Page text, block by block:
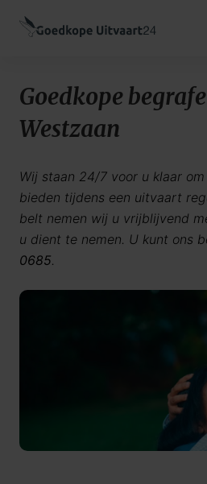
Goedkope
Westzaan
Wij staan 24/7 voor u klaar
bieden tijdens een uitvaart
belt nemen wij u vrijblijvend
u dient te nemen. U kunt ons
0685.